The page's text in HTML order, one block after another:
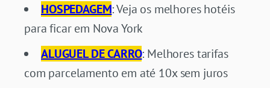
HOSPEDAGEM: Veja os melhores hotéis
para ficar em Nova York
ALUGUEL DE CARRO: Melhores tarifas
com parcelamento em até 10x sem juros